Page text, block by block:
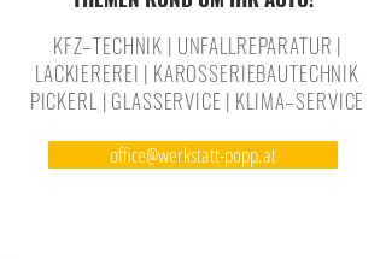
KFZ–TECHNIK | UNFALLREPARATUR |
LACKIEREREI | KAROSSERIEBAUTECHNIK
PICKERL | GLASSERVICE | KLIMA–SERVICE
office@werkstatt-popp.at